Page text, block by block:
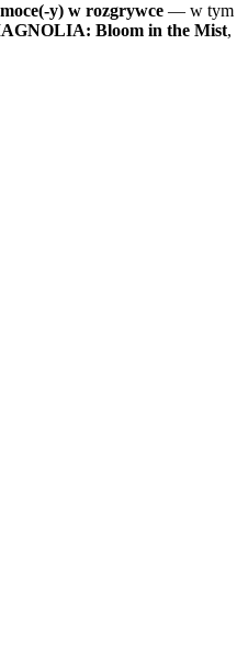
y) w rozgrywce — w tym
Bloom in the Mist,